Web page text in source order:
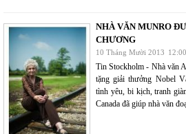
NHÀ VĂN MUNRO
CHƯƠNG
10 Tháng Mười 2013
Tin Stockholm - Nhà văn
tặng giải thưởng Nobel
tình yêu, bi kịch, tranh
Canada đã giúp nhà văn